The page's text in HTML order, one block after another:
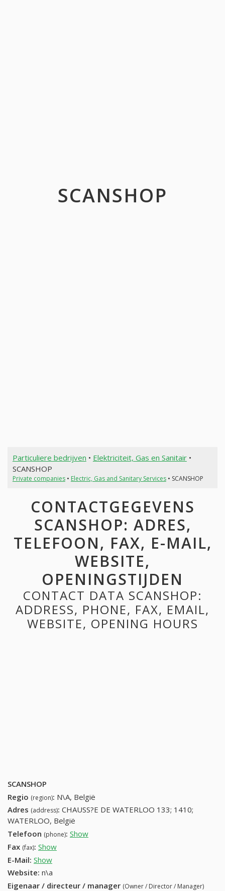
SCANSHOP
Particuliere bedrijven • Elektriciteit, Gas en Sanitair•
SCANSHOP
Private companies• Electric, Gas and Sanitary Services• SCANSHOP
CONTACTGEGEVENS
SCANSHOP: ADRES,
TELEFOON, FAX, E-MAIL,
WEBSITE,
OPENINGSTIJDEN
CONTACT DATA SCANSHOP:
ADDRESS, PHONE, FAX, EMAIL,
WEBSITE, OPENING HOURS
SCANSHOP
Regio (region): N\A, België
Adres (address): CHAUSS?E DE WATERLOO 133; 1410;
WATERLOO, België
Telefoon (phone): Show
Fax (fax): Show
E-Mail: Show
Website: n\a
Eigenaar / directeur / manager (Owner / Director / Manager)